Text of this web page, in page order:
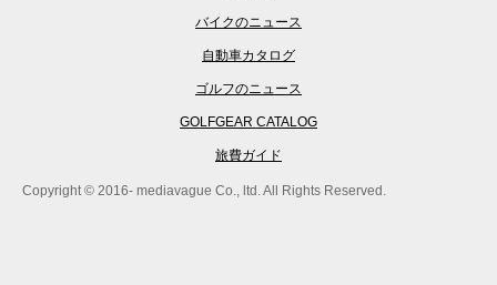
バイクのニュース
自動車カタログ
ゴルフのニュース
GOLFGEAR CATALOG
旅費ガイド
Copyright © 2016- mediavague Co., ltd. All Rights Reserved.